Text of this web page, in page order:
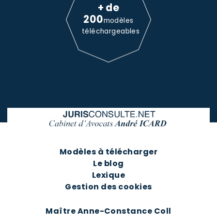
+ de
200modèles
téléchargeables
Modèles à télécharger
Le blog
Lexique
Gestion des cookies
Maître Anne-Constance Coll